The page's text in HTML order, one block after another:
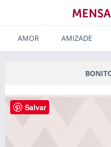
AMOR AMIZADE
Salvar